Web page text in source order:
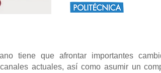
tiene que afrontar importantes
actuales, así como asumir un